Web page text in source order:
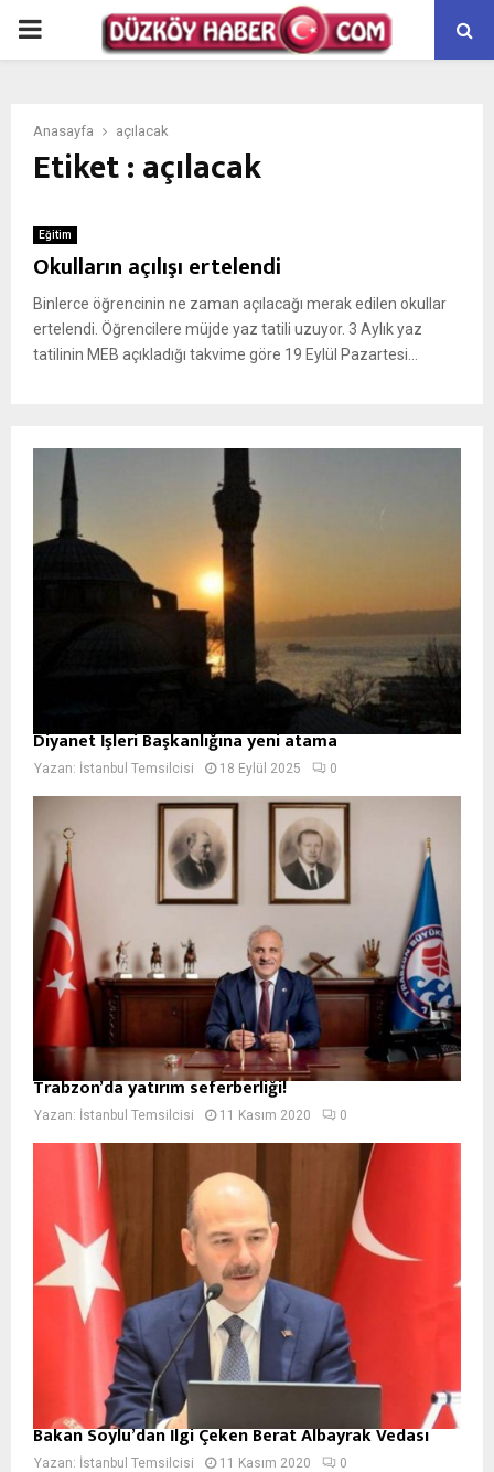
PRIMARY
Anasayfa açılacak
Etiket : açılacak
Eğitim
Okulların açılışı ertelendi
Binlerce öğrencinin ne zaman açılacağı merak edilen okullar
ertelendi. Öğrencilere müjde yaz tatili uzuyor. 3 Aylık yaz
tatilinin MEB açıkladığı takvime göre 19 Eylül Pazartesi...
Diyanet İşleri Başkanlığına yeni atama
Yazan: İstanbul Temsilcisi 18 Eylül 2025 0
Trabzon’da yatırım seferberliği!
Yazan: İstanbul Temsilcisi 11 Kasım 2020 0
Bakan Soylu’dan İlgi Çeken Berat Albayrak Vedası
Yazan: İstanbul Temsilcisi 11 Kasım 2020 0